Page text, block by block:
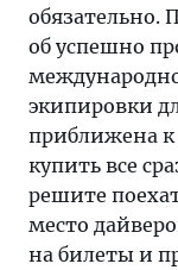
обязательно.
об успешно
экипировки
приближена к
купить все
решите
место
на билеты и